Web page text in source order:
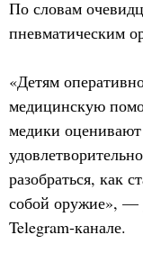
По словам
пневматическим
«Детям
медицинскую
медики
разобраться, как
собой оружие», —
Telegram-канале.